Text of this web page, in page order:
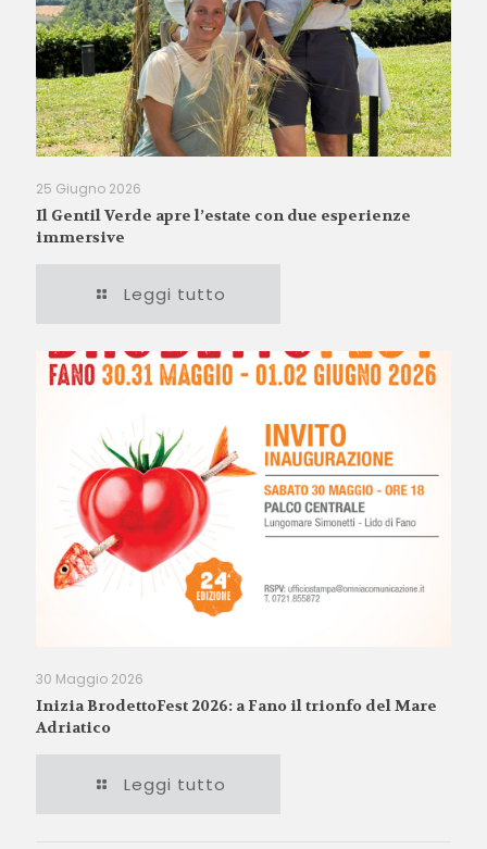
25 Giugno 2026
Il Gentil Verde apre l’estate con due esperienze
immersive
Leggi tutto
30 Maggio 2026
Inizia BrodettoFest 2026: a Fano il trionfo del Mare
Adriatico
Leggi tutto